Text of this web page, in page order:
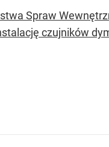
Spraw
czujników